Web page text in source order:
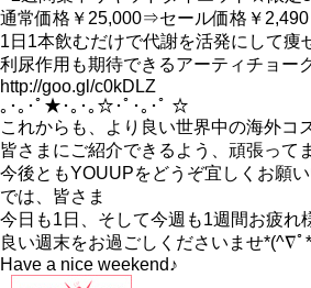
通常価格￥25,000⇒セール価格￥2,490
1日1本飲むだけで代謝を活発にして痩
利尿作用も期待できるアーティチョー
http://goo.gl/c0kDLZ
｡･｡･ﾟ★･｡･｡☆･ﾟ･｡･ﾟ ☆
これからも、より良い世界中の海外コ
皆さまにご紹介できるよう、頑張って
今後ともYOUUPをどうぞ宜しくお願
では、皆さま
今日も1日、そして今週も1週間お疲
良い週末をお過ごしくださいませ*(^∇ﾟ
Have a nice weekend♪